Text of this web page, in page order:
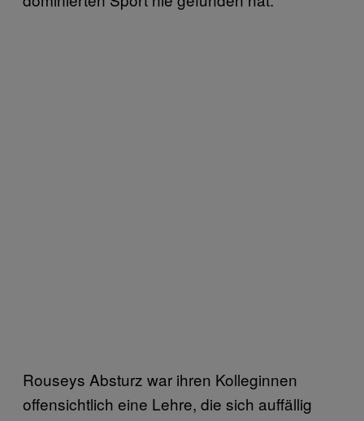
Rouseys Absturz war ihren Kolleginnen
offensichtlich eine Lehre, die sich auffällig